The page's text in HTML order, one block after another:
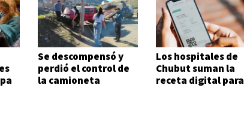
Se descompensó y
perdió el control de
la camioneta
Los hospitales de
Chubut suman la
receta digital para